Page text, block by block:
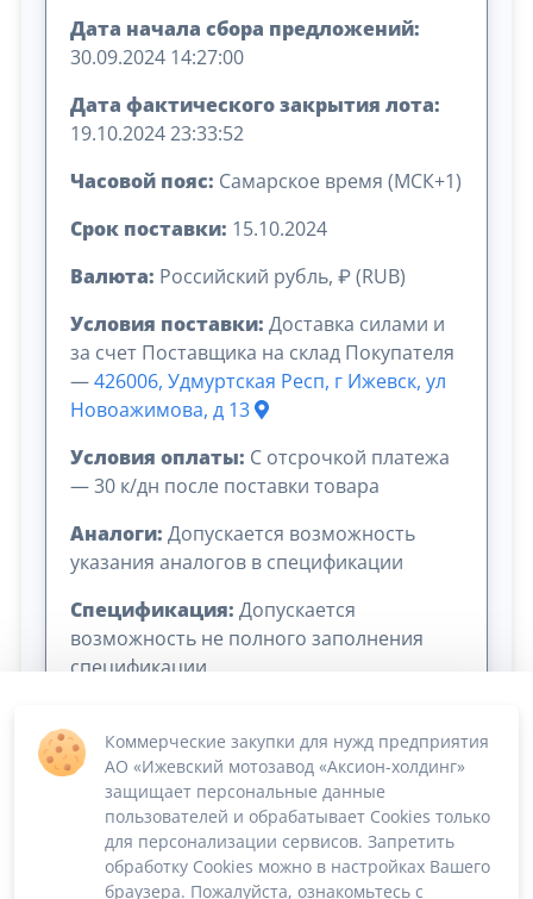
Дата начала сбора предложений:
30.09.2024 14:27:00
Дата фактического закрытия лота:
19.10.2024 23:33:52
Часовой пояс: Самарское время (МСК+1)
Срок поставки: 15.10.2024
Валюта: Российский рубль, ₽ (RUB)
Условия поставки: Доставка силами и
за счет Поставщика на склад Покупателя
—426006, Удмуртская Респ, г Ижевск, ул
Новоажимова, д 13
Условия оплаты: C отсрочкой платежа
— 30 к/дн после поставки товара
Аналоги: Допускается возможность
указания аналогов в спецификации
Спецификация: Допускается
возможность не полного заполнения
спецификации
Сумма лота: 600 000,00 ₽
Коммерческие закупки для нужд предприятия
АО «Ижевский мотозавод «Аксион-холдинг»
защищает персональные данные
пользователей и обрабатывает Cookies только
для персонализации сервисов. Запретить
обработку Cookies можно в настройках Вашего
браузера. Пожалуйста, ознакомьтесь с